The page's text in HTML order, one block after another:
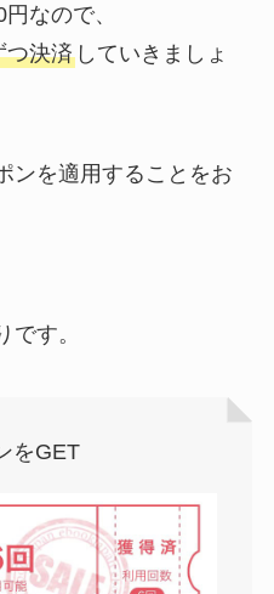
なので、
つ決済していきましょ
ンを適用することをお
す。
をGET